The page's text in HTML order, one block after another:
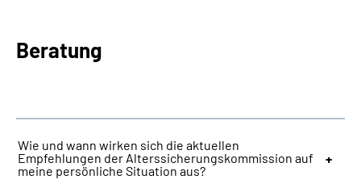
Über uns & Presse
Online-Services
Beratung
Wie und wann wirken sich die aktuellen
Empfehlungen der Alterssicherungskommission auf
meine persönliche Situation aus?